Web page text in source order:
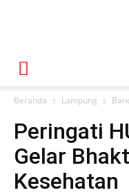
Beranda Lampung
Peringati
Gelar
Kesehatan